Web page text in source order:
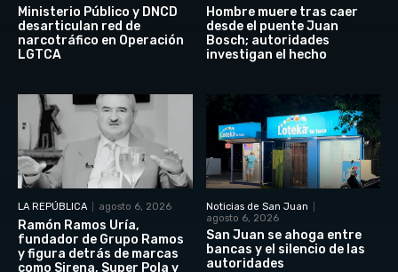
Ministerio Público y DNCD
desarticulan red de
narcotráfico en Operación
LGTCA
Hombre muere tras caer
desde el puente Juan
Bosch; autoridades
investigan el hecho
LA REPÚBLICA agosto 6, 2026
Ramón Ramos Uría,
fundador de Grupo Ramos
y figura detrás de marcas
como Sirena, Super Pola y
Noticias de San Juan
agosto 6, 2026
San Juan se ahoga entre
bancas y el silencio de las
autoridades